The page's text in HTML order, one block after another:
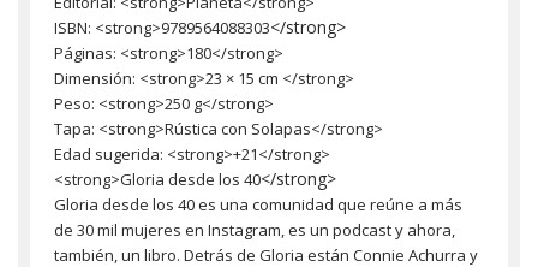
ISBN: <strong>9789564088303</strong>
Páginas: <strong>180</strong>
Dimensión: <strong>23 × 15 cm </strong>
Peso: <strong>250 g</strong>
Tapa: <strong>Rústica con Solapas</strong>
Edad sugerida: <strong>+21</strong>
<strong>Gloria desde los 40</strong>
Gloria desde los 40 es una comunidad que reúne a más
de 30 mil mujeres en Instagram, es un podcast y ahora,
también, un libro. Detrás de Gloria están Connie Achurra y